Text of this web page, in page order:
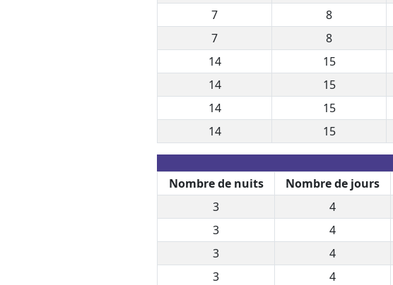
7
8
7
8
14
15
14
15
14
15
14
15
Nombre de nuits Nombre de jours
3
4
3
4
3
4
3
4